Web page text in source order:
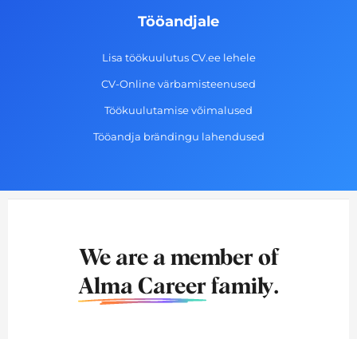
Tööandjale
Lisa töökuulutus CV.ee lehele
CV-Online värbamisteenused
Töökuulutamise võimalused
Tööandja brändingu lahendused
We are a member of
Alma Career family.